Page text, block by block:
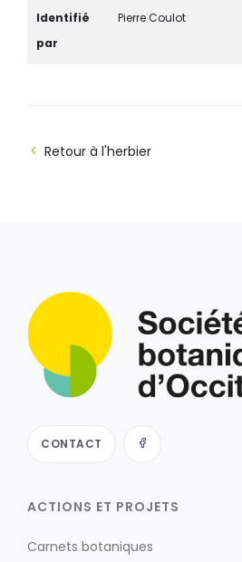
Identifié
par
Pierre Coulot
Retour à l'herbier
CONTACT
ACTIONS ET PROJETS
Carnets botaniques